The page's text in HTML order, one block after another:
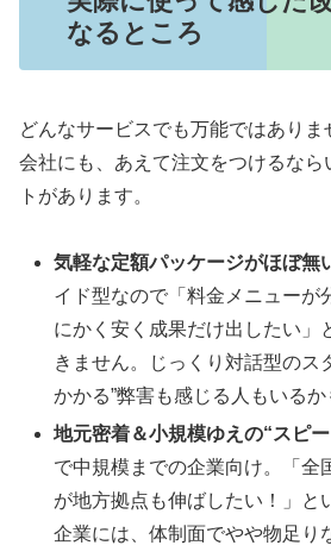
なるところ
どんなサービスでも万能ではあり
会社にも、あえて注文をつけるなら
トがあります。
気軽な定額パッケージがほぼ無
イド型なので「料金メニューが
にかく安く成果だけ出したい」
きません。じっくり対話型のス
かかる”弊害も感じる人もいるか
地元密着＆小規模ゆえの“スピ
で中規模までの企業向け。「全
が地方拠点も伸ばしたい！」と
企業には、体制面でやや物足り